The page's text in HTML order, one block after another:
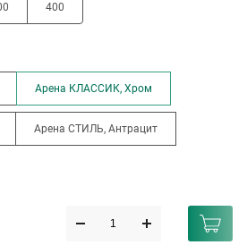
400
Арена КЛАССИК, Хром
Арена СТИЛЬ, Антрацит